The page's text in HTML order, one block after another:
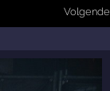
Volgende